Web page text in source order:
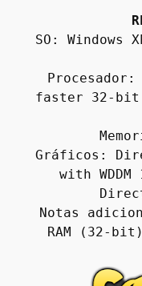
SO: Windows
faster 32-
Gráficos:
with
Notas
RAM (32-